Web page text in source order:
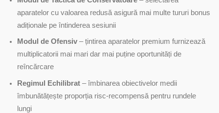
aparatelor cu valoarea redusă asigură mai multe tururi bonus
adiționale pe întinderea sesiunii
Modul de Ofensiv – țintirea aparatelor premium furnizează
multiplicatorii mai mari dar mai puține oportunități de
reîncărcare
Regimul Echilibrat – îmbinarea obiectivelor medii
îmbunătățește proporția risc-recompensă pentru rundele
lungi